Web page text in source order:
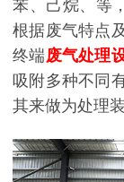
苯、己烷、等
根据废气特点
终端 废气处理
吸附多种不同
其来做为处理装